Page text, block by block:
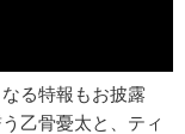
る特報もお披露
乙骨憂太と、ティ